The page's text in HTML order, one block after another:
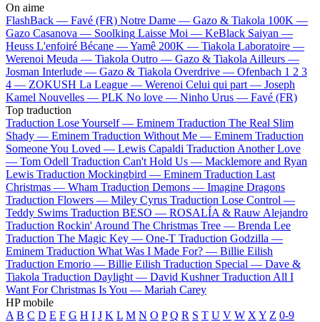
On aime
FlashBack — Favé (FR) Notre Dame — Gazo & Tiakola 100K —
Gazo Casanova — Soolking Laisse Moi — KeBlack Saiyan —
Heuss L'enfoiré Bécane —Yamê 200K — Tiakola Laboratoire —
Werenoi Meuda — Tiakola Outro — Gazo & Tiakola Ailleurs —
Josman Interlude — Gazo & Tiakola Overdrive — Ofenbach 1 2 3
4 — ZOKUSH La League — Werenoi Celui qui part — Joseph
Kamel Nouvelles — PLK No love — Ninho Urus — Favé (FR)
Top traduction
Traduction Lose Yourself — Eminem Traduction The Real Slim
Shady — Eminem Traduction Without Me — Eminem Traduction
Someone You Loved — Lewis Capaldi Traduction Another Love
— Tom Odell Traduction Can't Hold Us — Macklemore and Ryan
Lewis Traduction Mockingbird — Eminem Traduction Last
Christmas — Wham Traduction Demons — Imagine Dragons
Traduction Flowers — Miley Cyrus Traduction Lose Control —
Teddy Swims Traduction BESO — ROSALÍA & Rauw Alejandro
Traduction Rockin' Around The Christmas Tree — Brenda Lee
Traduction The Magic Key — One-T Traduction Godzilla —
Eminem Traduction What Was I Made For? — Billie Eilish
Traduction Emorio — Billie Eilish Traduction Special — Dave &
Tiakola Traduction Daylight — David Kushner Traduction All I
Want For Christmas Is You — Mariah Carey
HP mobile
A B C D E F G H I J K L M N O P Q R S T U V W X Y Z 0-9